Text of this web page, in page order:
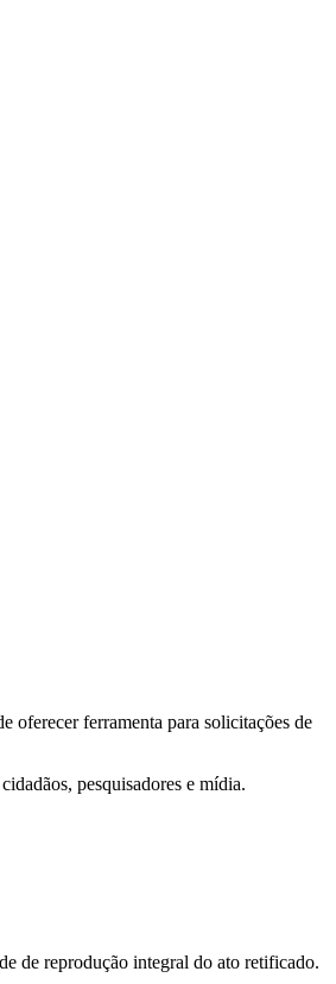
oferecer ferramenta para solicitações de
pesquisadores e mídia.
de reprodução integral do ato retificado.